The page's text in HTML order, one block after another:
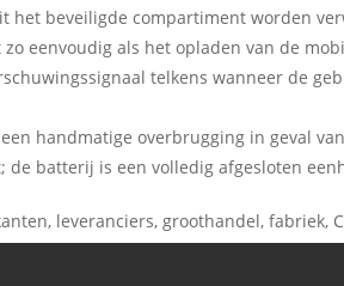
het beveiligde compartiment worden
eenvoudig als het opladen van de
telkens wanneer de
handmatige overbrugging in geval
de batterij is een volledig afgesloten
leveranciers, groothandel,